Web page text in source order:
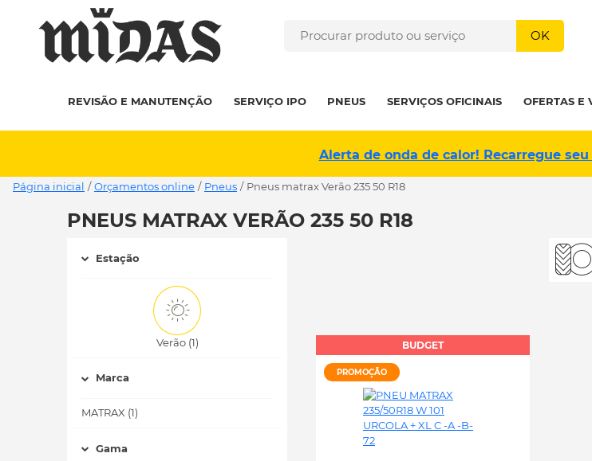
OK
REVISÃO E MANUTENÇÃO SERVIÇO IPO PNEUS SERVIÇOS OFICINAIS OFERTAS E
Alerta de onda de calor! Recarregue
Página inicial / Orçamentos online / Pneus / pneus matrax Verão 235 50 R18
PNEUS MATRAX VERÃO 235 50 R18
Estação
Verão (1)
Marca
MATRAX (1)
Gama
BUDGET
PROMOÇÃO